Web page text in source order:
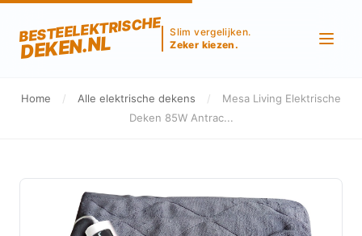
BESTEELEKTRISCHE
DEKEN.NL
Slim vergelijken.
Zeker kiezen.
Home / Alle elektrische dekens /
Mesa Living Elektrische
Deken 85W Antrac...